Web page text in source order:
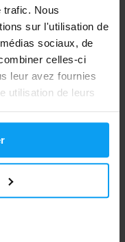
trafic. Nous
sur l'utilisation de
sociaux, de
celles-ci
leur avez fournies
utilisation de leurs
Sport Bottle 750 ml